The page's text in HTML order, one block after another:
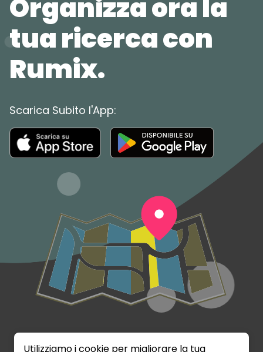
Organizza ora la
tua ricerca con
Rumix.
Scarica Subito l'App:
Utilizziamo i cookie per migliorare la tua